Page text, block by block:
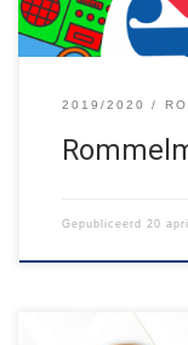
2019/2020
Gepubliceerd 20